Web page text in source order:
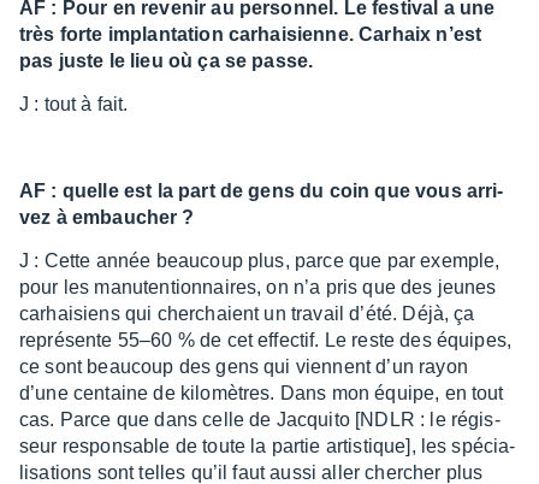
AF : Pour en reve­nir au person­nel. Le festi­val a une
très forte implan­ta­tion carhai­sienne. Carhaix n’est
pas juste le lieu où ça se passe.
J : tout à fait.
AF : quelle est la part de gens du coin que vous arri­
vez à embau­cher ?
J : Cette année beau­coup plus, parce que par exemple,
pour les manu­ten­tion­naires, on n’a pris que des jeunes
carhai­siens qui cher­chaient un travail d’été. Déjà, ça
repré­sente 55–60 % de cet effec­tif. Le reste des équipes,
ce sont beau­coup des gens qui viennent d’un rayon
d’une centaine de kilo­mètres. Dans mon équipe, en tout
cas. Parce que dans celle de Jacquito [NDLR : le régis­
seur respon­sable de toute la partie artis­tique], les spécia­
li­sa­tions sont telles qu’il faut aussi aller cher­cher plus